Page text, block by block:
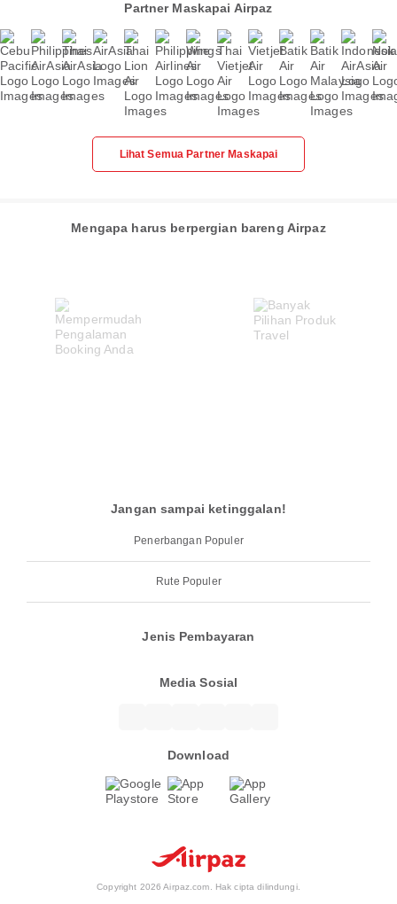
Partner Maskapai Airpaz
Lihat Semua Partner Maskapai
Mengapa harus berpergian bareng Airpaz
Jangan sampai ketinggalan!
Penerbangan Populer
Rute Populer
Jenis Pembayaran
Media Sosial
Download
Copyright 2026 Airpaz.com. Hak cipta dilindungi.